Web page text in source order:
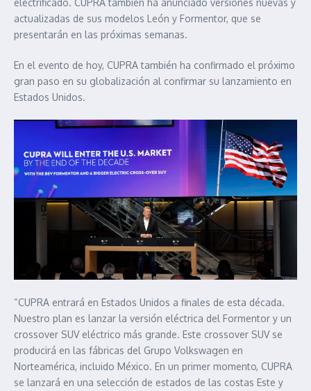
electrificado. CUPRA también ha anunciado versiones nuevas y
actualizadas de sus modelos León y Formentor, que se
presentarán en las próximas semanas.
En el evento de hoy, CUPRA también ha confirmado el próximo
gran paso en su globalización al confirmar su lanzamiento en
Estados Unidos.
“CUPRA entrará en Estados Unidos a finales de esta década.
Nuestro plan es lanzar la versión eléctrica del Formentor y un
crossover SUV eléctrico más grande. Este crossover SUV se
producirá en las fábricas del Grupo Volkswagen en
Norteamérica, incluido México. En un primer momento, CUPRA
se lanzará en una selección de estados de las costas Este y